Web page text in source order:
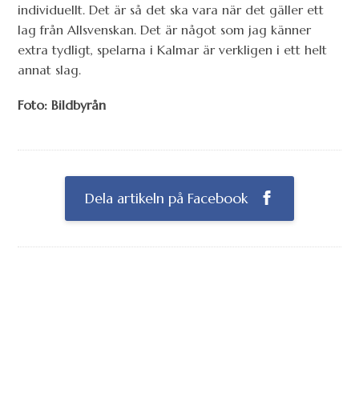
individuellt. Det är så det ska vara när det gäller ett
lag från Allsvenskan. Det är något som jag känner
extra tydligt, spelarna i Kalmar är verkligen i ett helt
annat slag.
Foto: Bildbyrån
Dela artikeln på Facebook